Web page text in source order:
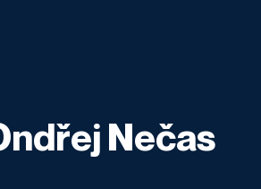
Nečas